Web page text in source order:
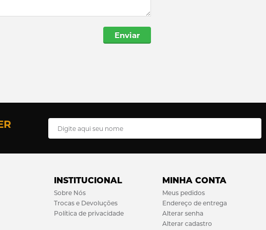
Enviar
INSTITUCIONAL
Sobre Nós
Trocas e Devoluções
Política de privacidade
MINHA CONTA
Meus pedidos
Endereço de entrega
Alterar senha
Alterar cadastro